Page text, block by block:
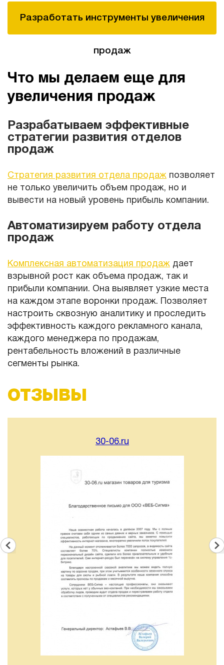
Разработать инструменты увеличения
продаж
Что мы делаем еще для
увеличения продаж
Разрабатываем эффективные
стратегии развития отделов
продаж
Стратегия развития отдела продаж позволяет
не только увеличить объем продаж, но и
вывести на новый уровень прибыль компании.
Автоматизируем работу отдела
продаж
Комплексная автоматизация продаж дает
взрывной рост как объема продаж, так и
прибыли компании. Она выявляет узкие места
на каждом этапе воронки продаж. Позволяет
настроить сквозную аналитику и проследить
эффективность каждого рекламного канала,
каждого менеджера по продажам,
рентабельность вложений в различные
сегменты рынка.
ОТЗЫВЫ
30-06.ru